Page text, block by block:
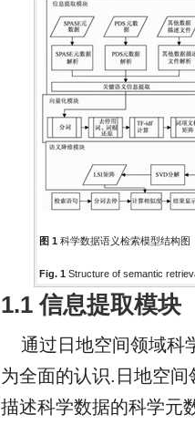
图 1 科学数据语义检索模型结构图
Fig. 1 Structure of semantic
1.1 信息提取模块
通过日地空间领域科
为全面的认识.日地空
描述科学数据的科学元